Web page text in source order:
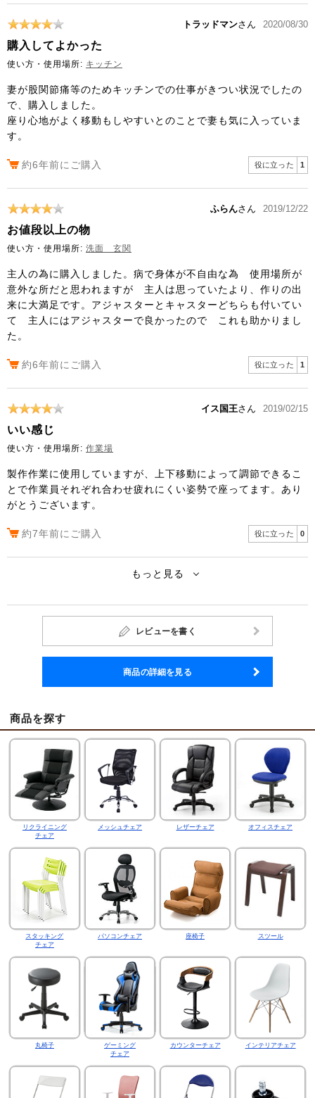
トラッドマンさん 2020/08/30
購入してよかった
使い方・使用場所: キッチン
妻が股関節痛等のためキッチンでの仕事がきつい状況でしたの
で、購入しました。
座り心地がよく移動もしやすいとのことで妻も気に入っていま
す。
約6年前にご購入 役に立った 1
ふらんさん 2019/12/22
お値段以上の物
使い方・使用場所: 洗面 玄関
主人の為に購入しました。病で身体が不自由な為 使用場所が
意外な所だと思われますが 主人は思っていたより、作りの出
来に大満足です。アジャスターとキャスターどちらも付いてい
て 主人にはアジャスターで良かったので これも助かりまし
た。
約6年前にご購入 役に立った 1
イス国王さん 2019/02/15
いい感じ
使い方・使用場所: 作業場
製作作業に使用していますが、上下移動によって調節できるこ
とで作業員それぞれ合わせ疲れにくい姿勢で座ってます。あり
がとうございます。
約7年前にご購入 役に立った 0
もっと見る
レビューを書く
商品の詳細を見る
商品を探す
リクライニング
チェア
メッシュチェア レザーチェア オフィスチェア
スタッキング
チェア
パソコンチェア 座椅子 スツール
丸椅子
ゲーミング
チェア
カウンターチェア インテリアチェア